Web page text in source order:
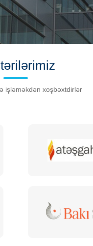
işləməkdən xoşbəxtdirlər